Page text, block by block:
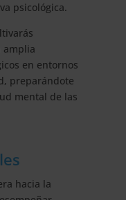
psicológica.
amplia
en entornos
preparándote
mental de las
hacia la